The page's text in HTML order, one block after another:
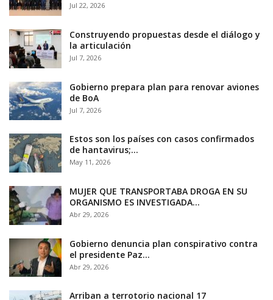
Jul 22, 2026
Construyendo propuestas desde el diálogo y
la articulación
Jul 7, 2026
Gobierno prepara plan para renovar aviones
de BoA
Jul 7, 2026
Estos son los países con casos confirmados
de hantavirus;…
May 11, 2026
MUJER QUE TRANSPORTABA DROGA EN SU
ORGANISMO ES INVESTIGADA…
Abr 29, 2026
Gobierno denuncia plan conspirativo contra
el presidente Paz…
Abr 29, 2026
Arriban a terrotorio nacional 17